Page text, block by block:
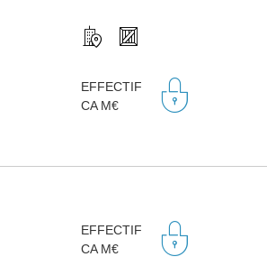
EFFECTIF
CA M€
EFFECTIF
CA M€